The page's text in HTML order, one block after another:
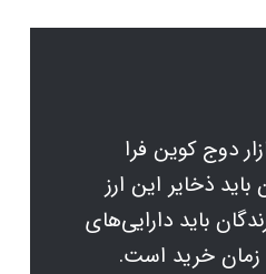
دوج کوین فرا
باید ذخایر این ارز
که دارندگان باید دارایی‌های
زمان خرید است.